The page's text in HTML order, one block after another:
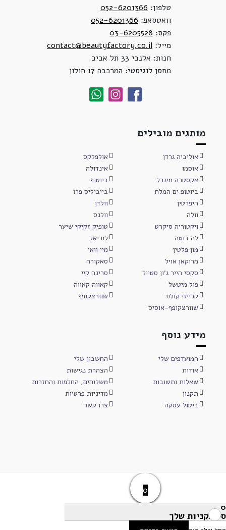
טלפון: 052-6201366
וואטסאפ: 052-6201366
פקס: 03-6205528
מייל: contact@beautyfactory.co.il
חנות: אלנבי 33 תל אביב
מחסן לוגיסטי: המרכבה 17 חולון
מותגים מובילים
אוליביה גרדן
אולפלקס
אוסמו
אינדולה
אקסטרה מינרל
ביוטופ
ביוטופ ים המלח
בייביליס פרו
היפרטין
וולדן
וולה
וולנס
ויקטוריה סיקרט
טופיק זקיקי שיער
לה בוטה
לוריאל
מון פלטין
מיי וואי
מרוקאן אויל
סאקורה
סקסי הייר ג'ון סטייל
סרינה קיי
פול מיטשל
קאווה קאווה
קרייזי קולור
שוורצקופף
שוורצקופף-אוסיס
מידע נוסף
המועדפים שלי
החשבון שלי
אודות
הצהרת נגישות
שאלות ותשובות
משלוחים, החלפות והחזרות
תקנון
מדיניות פרטיות
ביטול עסקה
צרו קשר
0
0
סל הקניות שלך